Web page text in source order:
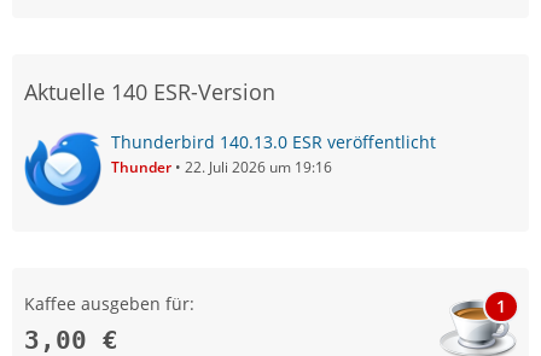
Aktuelle 140 ESR-Version
Thunderbird 140.13.0 ESR veröffentlicht
Thunder 22. Juli 2026 um 19:16
Kaffee ausgeben für:
3,00 €
1